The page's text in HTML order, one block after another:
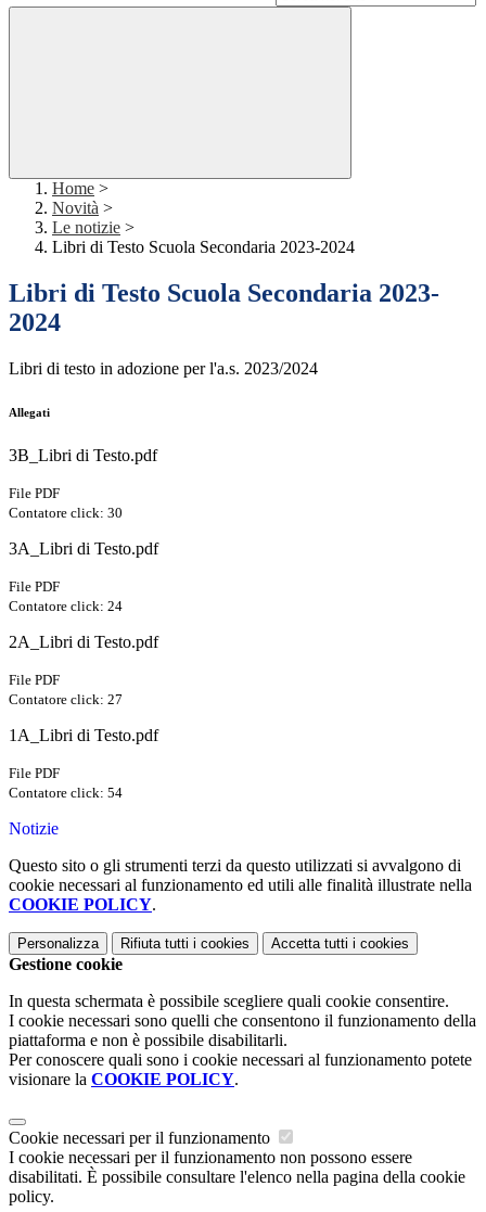
Home >
Novità >
Le notizie >
Libri di Testo Scuola Secondaria 2023-2024
Libri di Testo Scuola Secondaria 2023-
2024
Libri di testo in adozione per l'a.s. 2023/2024
Allegati
3B_Libri di Testo.pdf
File PDF
Contatore click: 30
3A_Libri di Testo.pdf
File PDF
Contatore click: 24
2A_Libri di Testo.pdf
File PDF
Contatore click: 27
1A_Libri di Testo.pdf
File PDF
Contatore click: 54
Notizie
Questo sito o gli strumenti terzi da questo utilizzati si avvalgono di
cookie necessari al funzionamento ed utili alle finalità illustrate nella
COOKIE POLICY.
Personalizza Rifiuta tutti i cookies Accetta tutti i cookies
Gestione cookie
In questa schermata è possibile scegliere quali cookie consentire.
I cookie necessari sono quelli che consentono il funzionamento della
piattaforma e non è possibile disabilitarli.
Per conoscere quali sono i cookie necessari al funzionamento potete
visionare la COOKIE POLICY.
Cookie necessari per il funzionamento
I cookie necessari per il funzionamento non possono essere
disabilitati. È possibile consultare l'elenco nella pagina della cookie
policy.